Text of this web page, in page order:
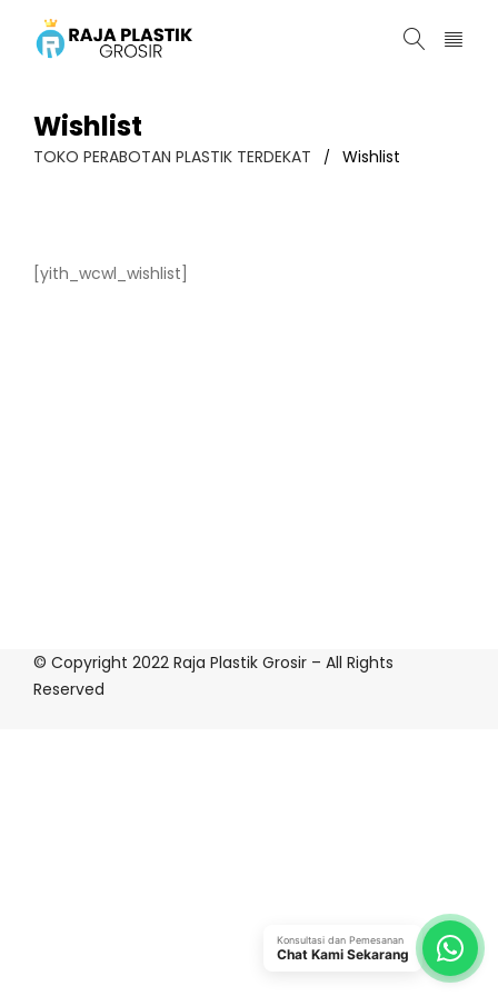
Wishlist
TOKO PERABOTAN PLASTIK TERDEKAT / Wishlist
[yith_wcwl_wishlist]
© Copyright 2022 Raja Plastik Grosir – All Rights
Reserved
Konsultasi dan Pemesanan
Chat Kami Sekarang